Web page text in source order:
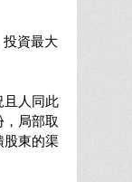
投資最大
且人同此
局部取
股東的渠